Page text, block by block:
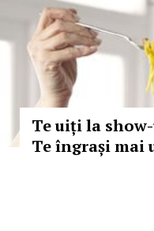
Te uiți la
Te îngrași mai